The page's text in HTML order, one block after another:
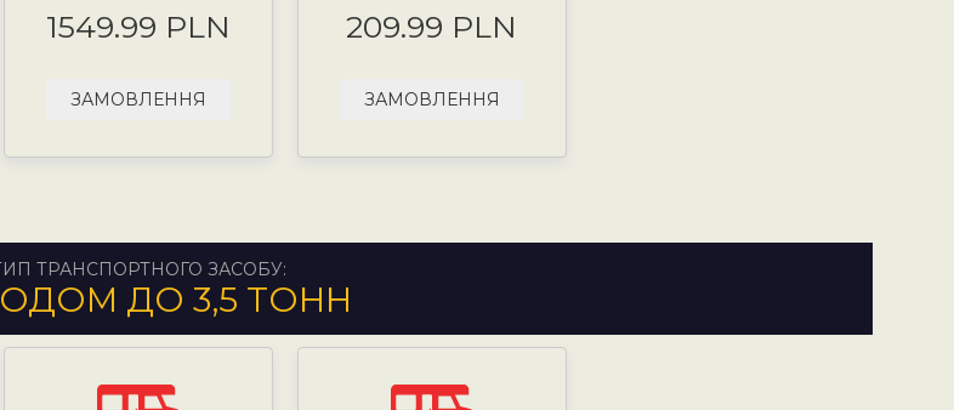
1549.99 PLN
ЗАМОВЛЕННЯ
209.99 PLN
ЗАМОВЛЕННЯ
ТРАНСПОРТНОГО ЗАСОБУ:
ДО 3,5 ТОНН